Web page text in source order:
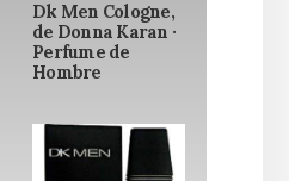
Dk Men Cologne,
de Donna Karan ·
Perfume de
Hombre